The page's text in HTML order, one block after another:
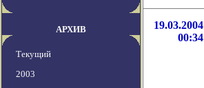
АРХИВ
Текущий
2003
19.03.2004
00:34